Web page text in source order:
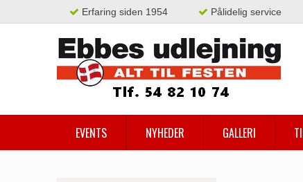
Erfaring siden 1954 Pålidelig service
EVENTS NYHEDER GALLERI